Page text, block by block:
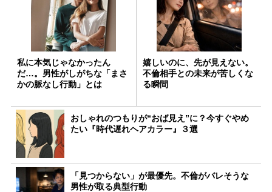
私に本気じゃなかったん
だ…。男性がしがちな「まさ
かの脈なし行動」とは
嬉しいのに、先が見えない。
不倫相手との未来が苦しくな
る瞬間
おしゃれのつもりが“おば見え”に？今すぐやめ
たい『時代遅れヘアカラー』３選
「見つからない」が最優先。不倫がバレそうな
男性が取る典型行動